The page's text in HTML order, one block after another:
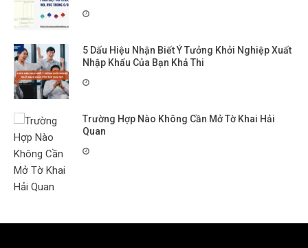
5 Dấu Hiệu Nhận Biết Ý Tưởng Khởi Nghiệp Xuất
Nhập Khẩu Của Bạn Khả Thi
Trường Hợp Nào Không Cần Mở Tờ Khai Hải
Quan